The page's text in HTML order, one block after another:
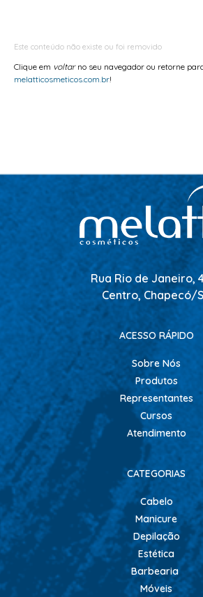
CABELO
ACESSORIOS
AGUA
ESCOVAS
FIXADORES
LEAVE IN -
LUVAS +
MASCARAS
MOUSSE
PENTES
PERMANENTE E
PO
Este conteúdo não existe ou foi removido
Clique em voltarno seu navegador ou retorne
melatticosmeticos.com.br!
Rua Rio de Janeiro,
Centro, Chapecó/
ACESSO RÁPIDO
Sobre Nós
Produtos
Representantes
Cursos
Atendimento
CATEGORIAS
Cabelo
Manicure
Depilação
Estética
Barbearia
Móveis